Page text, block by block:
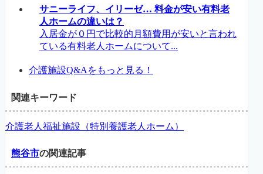
サニーライフ、イリーゼ… 料金が安い有料老
人ホームの違いは？
入居金が０円で比較的月額費用が安いと言われ
ている有料老人ホームについて...
介護施設Q&Aをもっと見る！
関連キーワード
介護老人福祉施設（特別養護老人ホーム）
熊谷市の関連記事